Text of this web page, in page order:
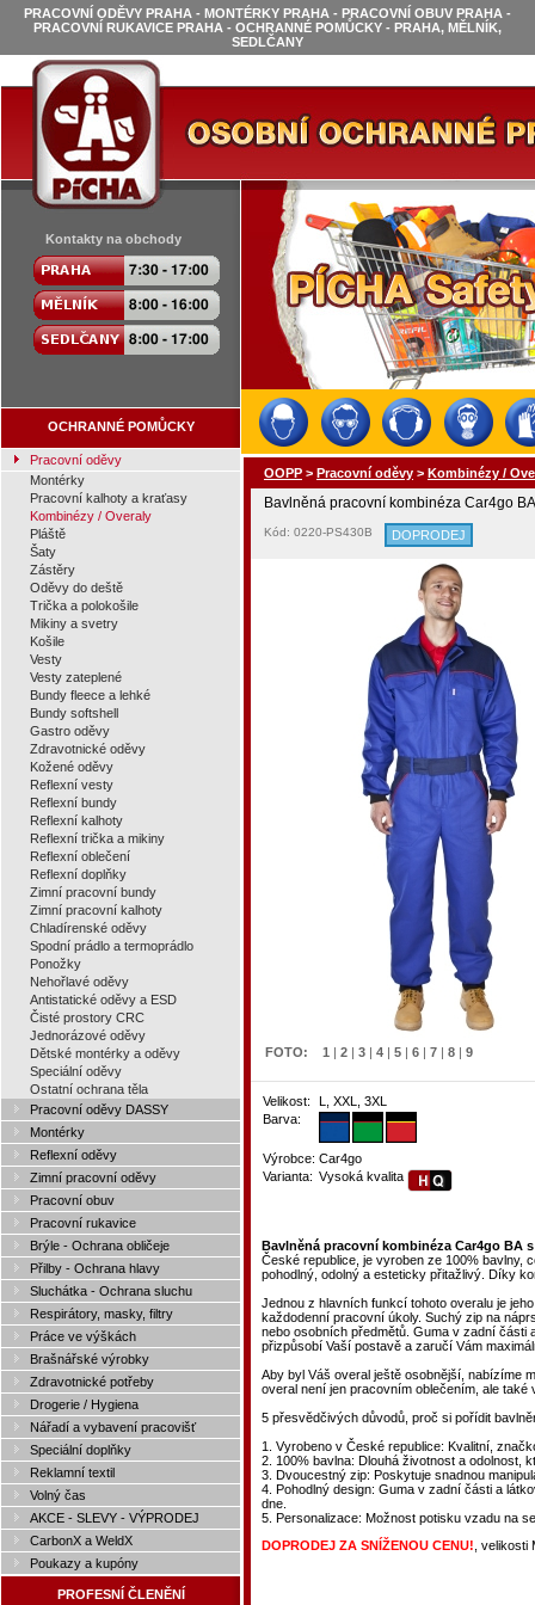
PRACOVNÍ ODĚVY PRAHA - MONTÉRKY PRAHA - PRACOVNÍ OBUV PRAHA -
PRACOVNÍ RUKAVICE PRAHA - OCHRANNÉ POMŮCKY - PRAHA, MĚLNÍK,
SEDLČANY
Kontakty na obchody
OCHRANNÉ POMŮCKY
Pracovní oděvy
Montérky
Pracovní kalhoty a kraťasy
Kombinézy / Overaly
Pláště
Šaty
Zástěry
Oděvy do deště
Trička a polokošile
Mikiny a svetry
Košile
Vesty
Vesty zateplené
Bundy fleece a lehké
Bundy softshell
Gastro oděvy
Zdravotnické oděvy
Kožené oděvy
Reflexní vesty
Reflexní bundy
Reflexní kalhoty
Reflexní trička a mikiny
Reflexní oblečení
Reflexní doplňky
Zimní pracovní bundy
Zimní pracovní kalhoty
Chladírenské oděvy
Spodní prádlo a termoprádlo
Ponožky
Nehořlavé oděvy
Antistatické oděvy a ESD
Čisté prostory CRC
Jednorázové oděvy
Dětské montérky a oděvy
Speciální oděvy
Ostatní ochrana těla
Pracovní oděvy DASSY
Montérky
Reflexní oděvy
Zimní pracovní oděvy
Pracovní obuv
Pracovní rukavice
Brýle - Ochrana obličeje
Přilby - Ochrana hlavy
Sluchátka - Ochrana sluchu
Respirátory, masky, filtry
Práce ve výškách
Brašnářské výrobky
Zdravotnické potřeby
Drogerie / Hygiena
Nářadí a vybavení pracovišť
Speciální doplňky
Reklamní textil
Volný čas
AKCE - SLEVY - VÝPRODEJ
CarbonX a WeldX
Poukazy a kupóny
PROFESNÍ ČLENĚNÍ
OOPP > Pracovní oděvy > Kombinézy /
Bavlněná pracovní kombinéza Car4go
Kód: 0220-PS430B DOPRODEJ
FOTO: 1 | 2 | 3 | 4 | 5 | 6 | 7 | 8 | 9
Velikost:
L, XXL, 3XL
Barva:
Výrobce: Car4go
Varianta: Vysoká kvalita
Bavlněná pracovní kombinéza Car4go BA
České republice, je vyroben ze 100% bavlny,
pohodlný, odolný a esteticky přitažlivý. Díky
Jednou z hlavních funkcí tohoto overalu je
každodenní pracovní úkoly. Suchý zip na
nebo osobních předmětů. Guma v zadní
přizpůsobí Vaší postavě a zaručí Vám
Aby byl Váš overal ještě osobnější, nabízíme
overal není jen pracovním oblečením, ale také
5 přesvědčivých důvodů, proč si pořídit
1. Vyrobeno v České republice: Kvalitní,
2. 100% bavlna: Dlouhá životnost a odolnost,
3. Dvoucestný zip: Poskytuje snadnou
4. Pohodlný design: Guma v zadní části a
dne.
5. Personalizace: Možnost potisku vzadu na
DOPRODEJ ZA SNÍŽENOU CENU! , velikosti